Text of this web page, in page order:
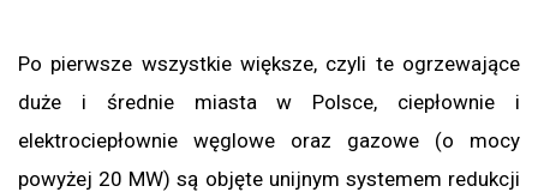
Po pierwsze wszystkie większe, czyli te ogrzewające
duże i średnie miasta w Polsce, ciepłownie i
elektrociepłownie węglowe oraz gazowe (o mocy
powyżej 20 MW) są objęte unijnym systemem redukcji